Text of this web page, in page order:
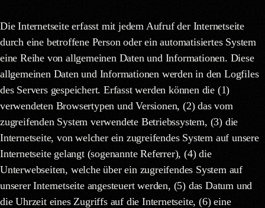
Die Internetseite erfasst mit jedem Aufruf der Internetseite
durch eine betroffene Person oder ein automatisiertes System
eine Reihe von allgemeinen Daten und Informationen. Diese
allgemeinen Daten und Informationen werden in den Logfiles
des Servers gespeichert. Erfasst werden können die (1)
verwendeten Browsertypen und Versionen, (2) das vom
zugreifenden System verwendete Betriebssystem, (3) die
Internetseite, von welcher ein zugreifendes System auf unsere
Internetseite gelangt (sogenannte Referrer), (4) die
Unterwebseiten, welche über ein zugreifendes System auf
unserer Internetseite angesteuert werden, (5) das Datum und
die Uhrzeit eines Zugriffs auf die Internetseite, (6) eine